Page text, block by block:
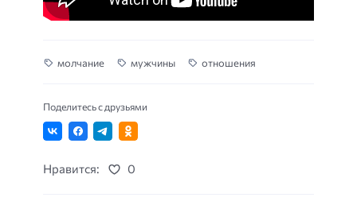
молчание мужчины отношения
Поделитесь с друзьями
Нравится: 0